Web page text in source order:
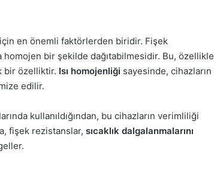
için en önemli faktörlerden biridir. Fişek
homojen bir şekilde dağıtabilmesidir. Bu, özellikle
bir özelliktir. Isı homojenliği sayesinde, cihazların
edilir.
kullanıldığından, bu cihazların verimliliği
fişek rezistanslar, sıcaklık dalgalanmalarını